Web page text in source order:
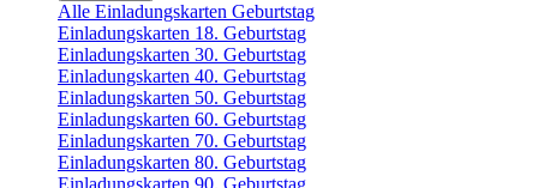
Alle Einladungskarten Geburtstag
Einladungskarten 18. Geburtstag
Einladungskarten 30. Geburtstag
Einladungskarten 40. Geburtstag
Einladungskarten 50. Geburtstag
Einladungskarten 60. Geburtstag
Einladungskarten 70. Geburtstag
Einladungskarten 80. Geburtstag
Einladungskarten 90. Geburtstag